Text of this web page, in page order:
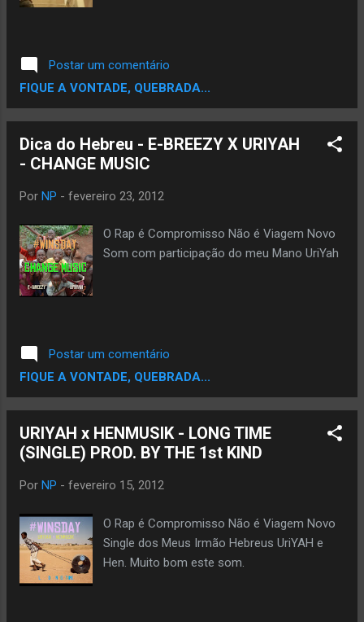
Postar um comentário
FIQUE A VONTADE, QUEBRADA...
Dica do Hebreu - E-BREEZY X URIYAH
- CHANGE MUSIC
Por NP - fevereiro 23, 2012
O Rap é Compromisso Não é Viagem Novo
Som com participação do meu Mano UriYah
Postar um comentário
FIQUE A VONTADE, QUEBRADA...
URIYAH x HENMUSIK - LONG TIME
(SINGLE) PROD. BY THE 1st KIND
Por NP - fevereiro 15, 2012
O Rap é Compromisso Não é Viagem Novo
Single dos Meus Irmão Hebreus UriYAH e
Hen. Muito bom este som.